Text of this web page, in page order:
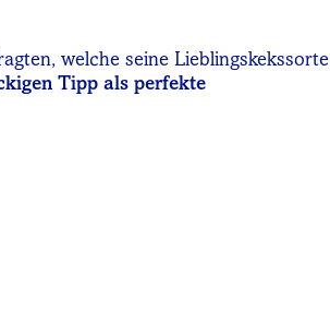
welche seine Lieblingskekssorte
Tipp als perfekte